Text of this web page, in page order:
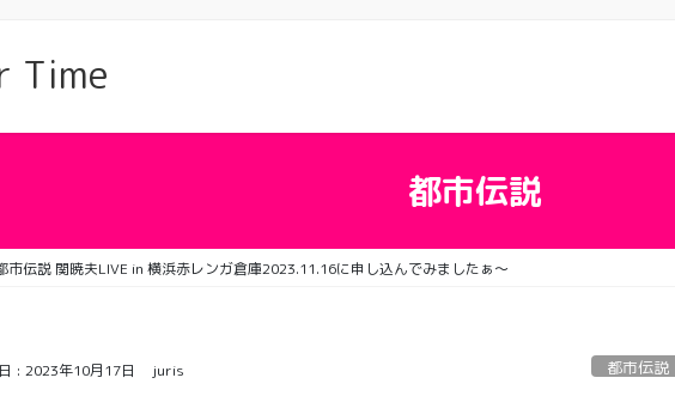
Time
都市伝説
市伝説 関暁夫LIVE in 横浜赤レンガ倉庫2023.11.16に申し込んでみましたぁ〜
: 2023年10月17日 juris 都市伝説